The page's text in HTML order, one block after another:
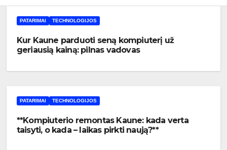
PATARIMAI TECHNOLOGIJOS
Kur Kaune parduoti seną kompiuterį už
geriausią kainą: pilnas vadovas
PATARIMAI TECHNOLOGIJOS
**Kompiuterio remontas Kaune: kada verta
taisyti, o kada – laikas pirkti naują?**